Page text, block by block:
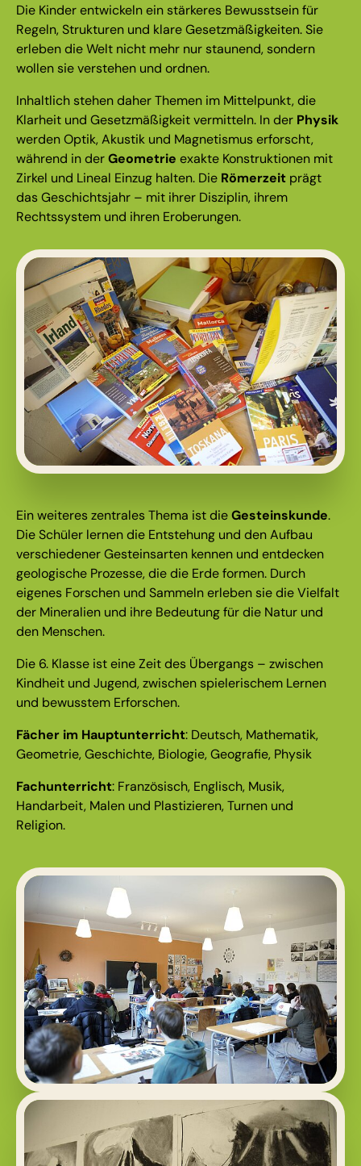
Die Kinder entwickeln ein stärkeres Bewusstsein für
Regeln, Strukturen und klare Gesetzmäßigkeiten. Sie
erleben die Welt nicht mehr nur staunend, sondern
wollen sie verstehen und ordnen.
Inhaltlich stehen daher Themen im Mittelpunkt, die
Klarheit und Gesetzmäßigkeit vermitteln. In der Physik
werden Optik, Akustik und Magnetismus erforscht,
während in derGeometrie exakte Konstruktionen mit
Zirkel und Lineal Einzug halten. Die Römerzeit prägt
das Geschichtsjahr – mit ihrer Disziplin, ihrem
Rechtssystem und ihren Eroberungen.
Ein weiteres zentrales Thema ist dieGesteinskunde.
Die Schüler lernen die Entstehung und den Aufbau
verschiedener Gesteinsarten kennen und entdecken
geologische Prozesse, die die Erde formen. Durch
eigenes Forschen und Sammeln erleben sie die Vielfalt
der Mineralien und ihre Bedeutung für die Natur und
den Menschen.
Die 6. Klasse ist eine Zeit des Übergangs – zwischen
Kindheit und Jugend, zwischen spielerischem Lernen
und bewusstem Erforschen.
Fächer im Hauptunterricht: Deutsch, Mathematik,
Geometrie, Geschichte, Biologie, Geografie, Physik
Fachunterricht: Französisch, Englisch, Musik,
Handarbeit, Malen und Plastizieren, Turnen und
Religion.